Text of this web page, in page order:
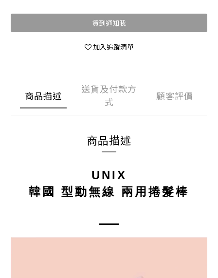
貨到通知我
加入追蹤清單
商品描述
送貨及付款方
式
顧客評價
商品描述
UNIX
韓國 型動無線 兩用捲髮棒